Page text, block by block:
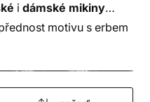
i dámské mikiny
motivu s erbem
zima nebude!